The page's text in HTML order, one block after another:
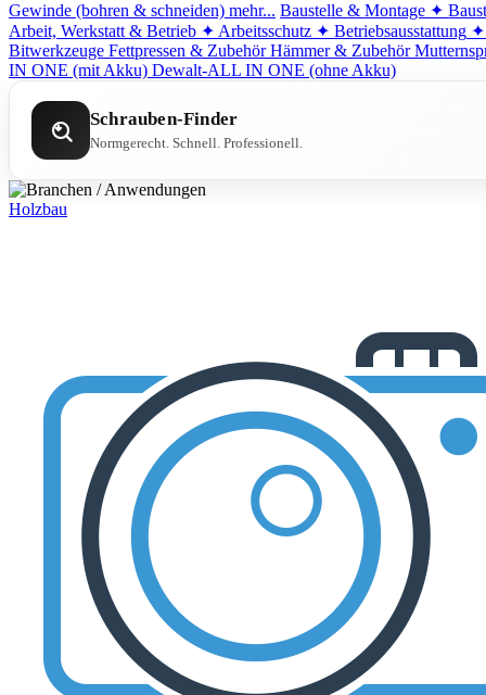
Gewinde (bohren & schneiden) mehr... Baustelle & Montage ✦
Arbeit, Werkstatt & Betrieb ✦ Arbeitsschutz ✦ Betriebsausstattung ✦
Bitwerkzeuge Fettpressen & Zubehör Hämmer & Zubehör
IN ONE (mit Akku) Dewalt-ALL IN ONE (ohne Akku)
Schrauben-Finder
Normgerecht. Schnell. Professionell.
Holzbau